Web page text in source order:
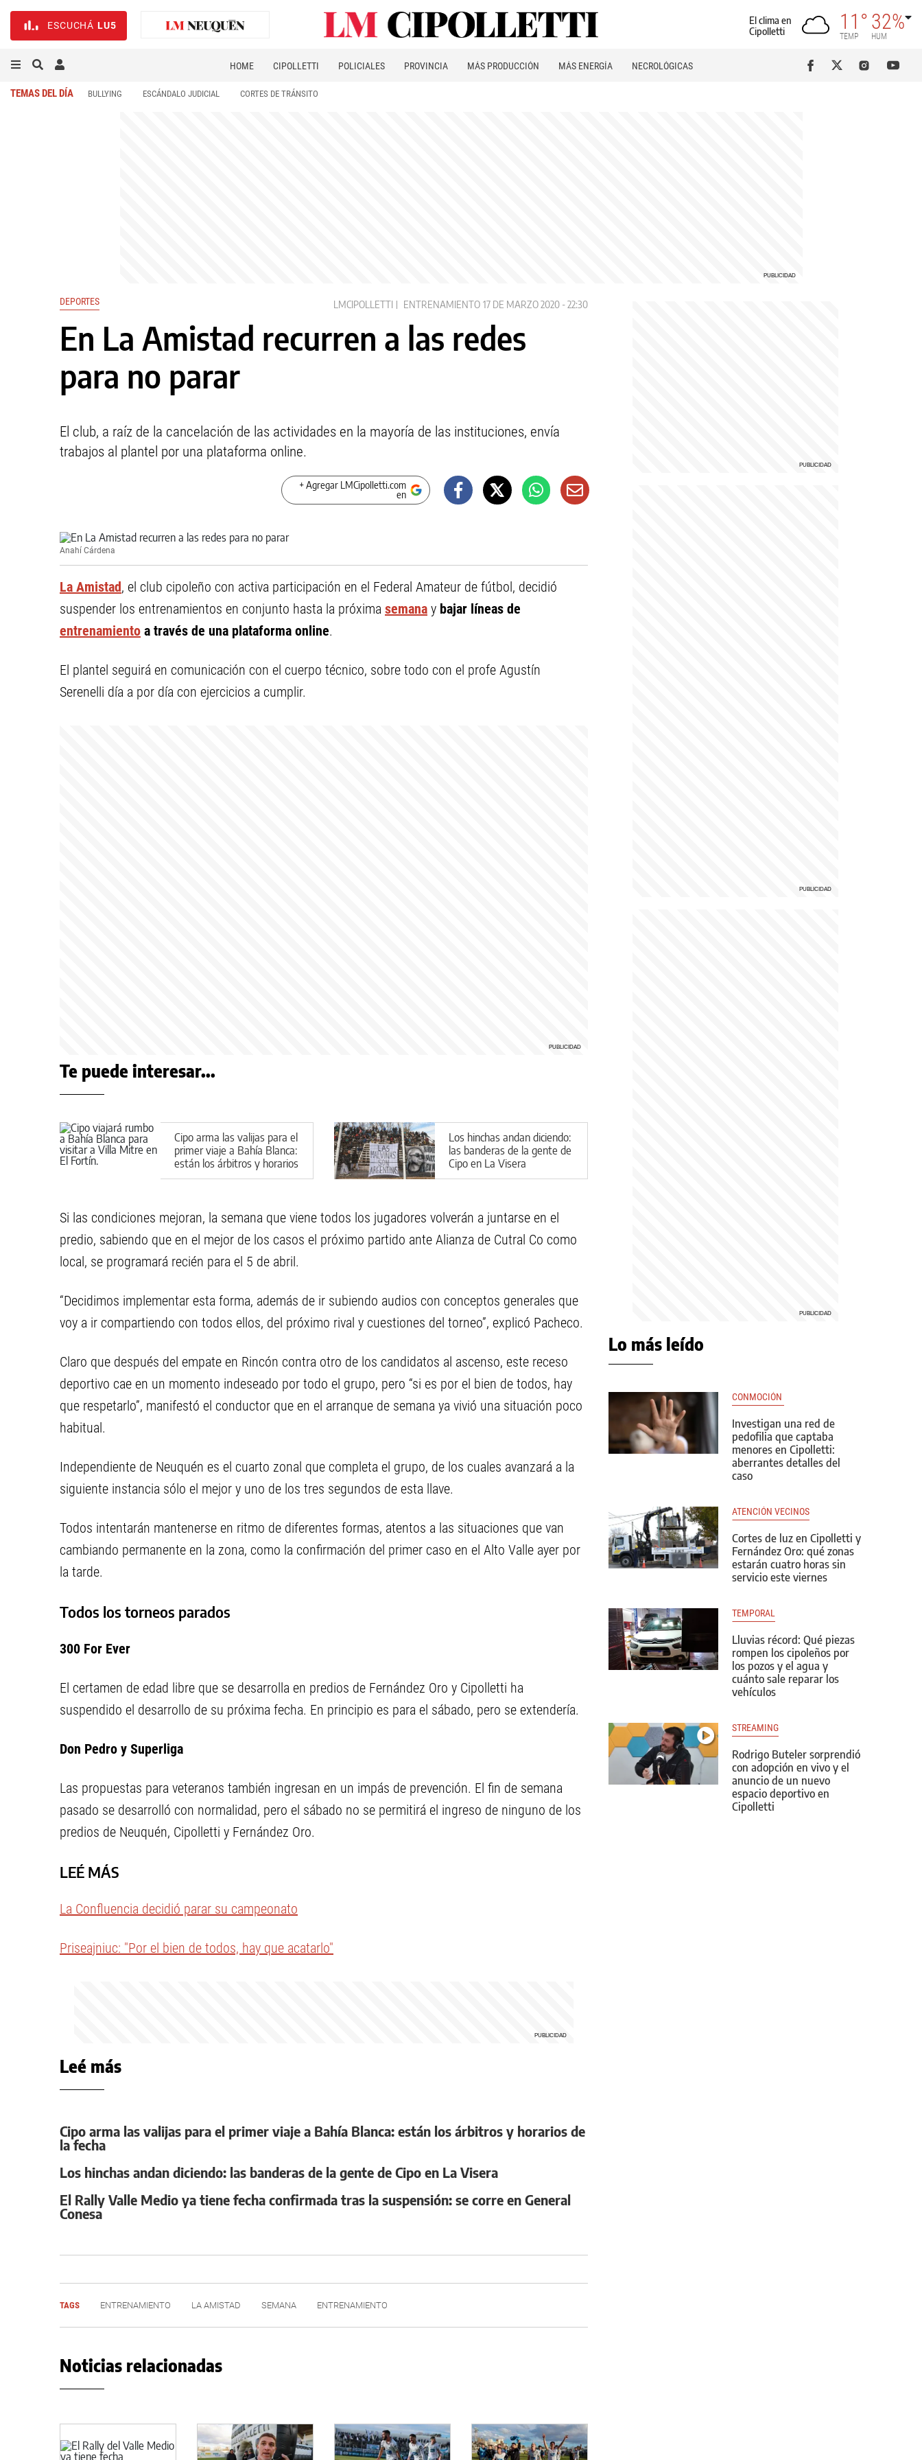
ESCUCHÁ LU5
El clima en
Cipolletti
11°
TEMP
32%
HUM
HOME CIPOLLETTI POLICIALES PROVINCIA MÁS PRODUCCIÓN MÁS ENERGÍA NECROLÓGICAS
TEMAS DEL DÍA BULLYING ESCÁNDALO JUDICIAL CORTES DE TRÁNSITO
DEPORTES LMCIPOLLETTI ENTRENAMIENTO 17 DE MARZO 2020 - 22:30
En La Amistad recurren a las redes
para no parar
El club, a raíz de la cancelación de las actividades en la mayoría de las instituciones, envía
trabajos al plantel por una plataforma online.
+ Agregar LMCipolletti.com
en
Anahí Cárdena
La Amistad, el club cipoleño con activa participación en el Federal Amateur de fútbol, decidió
suspender los entrenamientos en conjunto hasta la próxima semana y bajar líneas de
entrenamiento a través de una plataforma online.
El plantel seguirá en comunicación con el cuerpo técnico, sobre todo con el profe Agustín
Serenelli día a por día con ejercicios a cumplir.
Te puede interesar...
Cipo arma las valijas para el
primer viaje a Bahía Blanca:
están los árbitros y horarios
de la fecha
Los hinchas andan diciendo:
las banderas de la gente de
Cipo en La Visera
Si las condiciones mejoran, la semana que viene todos los jugadores volverán a juntarse en el
predio, sabiendo que en el mejor de los casos el próximo partido ante Alianza de Cutral Co como
local, se programará recién para el 5 de abril.
“Decidimos implementar esta forma, además de ir subiendo audios con conceptos generales que
voy a ir compartiendo con todos ellos, del próximo rival y cuestiones del torneo”, explicó Pacheco.
Claro que después del empate en Rincón contra otro de los candidatos al ascenso, este receso
deportivo cae en un momento indeseado por todo el grupo, pero “si es por el bien de todos, hay
que respetarlo”, manifestó el conductor que en el arranque de semana ya vivió una situación poco
habitual.
Independiente de Neuquén es el cuarto zonal que completa el grupo, de los cuales avanzará a la
siguiente instancia sólo el mejor y uno de los tres segundos de esta llave.
Todos intentarán mantenerse en ritmo de diferentes formas, atentos a las situaciones que van
cambiando permanente en la zona, como la confirmación del primer caso en el Alto Valle ayer por
la tarde.
Todos los torneos parados
300 For Ever
El certamen de edad libre que se desarrolla en predios de Fernández Oro y Cipolletti ha
suspendido el desarrollo de su próxima fecha. En principio es para el sábado, pero se extendería.
Don Pedro y Superliga
Las propuestas para veteranos también ingresan en un impás de prevención. El fin de semana
pasado se desarrolló con normalidad, pero el sábado no se permitirá el ingreso de ninguno de los
predios de Neuquén, Cipolletti y Fernández Oro.
LEÉ MÁS
La Confluencia decidió parar su campeonato
Priseajniuc: "Por el bien de todos, hay que acatarlo"
Leé más
Cipo arma las valijas para el primer viaje a Bahía Blanca: están los árbitros y horarios de
la fecha
Los hinchas andan diciendo: las banderas de la gente de Cipo en La Visera
El Rally Valle Medio ya tiene fecha confirmada tras la suspensión: se corre en General
Conesa
TAGS ENTRENAMIENTO LA AMISTAD SEMANA ENTRENAMIENTO
Noticias relacionadas
Lo más leído
CONMOCIÓN
Investigan una red de
pedofilia que captaba
menores en Cipolletti:
aberrantes detalles del
caso
ATENCIÓN VECINOS
Cortes de luz en Cipolletti y
Fernández Oro: qué zonas
estarán cuatro horas sin
servicio este viernes
TEMPORAL
Lluvias récord: Qué piezas
rompen los cipoleños por
los pozos y el agua y
cuánto sale reparar los
vehículos
STREAMING
Rodrigo Buteler sorprendió
con adopción en vivo y el
anuncio de un nuevo
espacio deportivo en
Cipolletti